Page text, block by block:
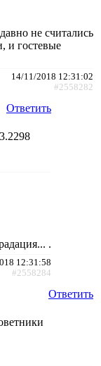
не считались
и гостевые
14/11/2018 12:31:02
#2558282
Ответить
.
12:31:58
#2558284
Ответить